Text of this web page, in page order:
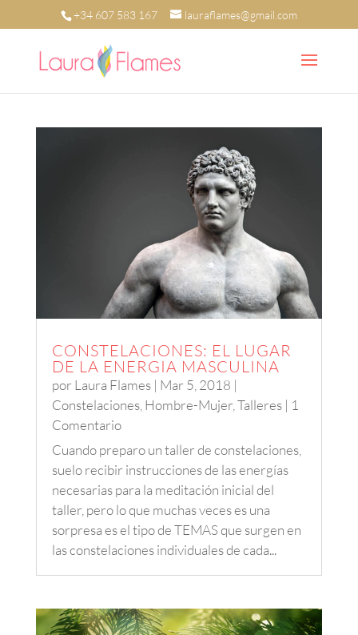
+34 607 583 167 lauraflames@gmail.com
CONSTELACIONES: EL LUGAR
DE LA ENERGIA MASCULINA
por Laura Flames| Mar 5, 2018 |
Constelaciones, Hombre-Mujer, Talleres| 1
Comentario
Cuando preparo un taller de constelaciones,
suelo recibir instrucciones de las energías
necesarias para la meditación inicial del
taller, pero lo que muchas veces es una
sorpresa es el tipo de TEMAS que surgen en
las constelaciones individuales de cada...